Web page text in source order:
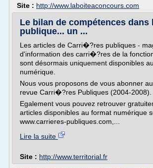
Site : http://www.laboiteaconcours.com
Le bilan de compétences dans
publique... un ...
Les articles de Carri�?res publiques -
d'information des carri�?res de la
sont désormais uniquement disponibles
numérique.
Nous vous proposons de vous abonner
revue Carri�?res Publiques (2004-2008).
Egalement vous pouvez retrouver
articles disponibles au format numérique
www.carrieres-publiques.com,...
Lire la suite
Site : http://www.territorial.fr